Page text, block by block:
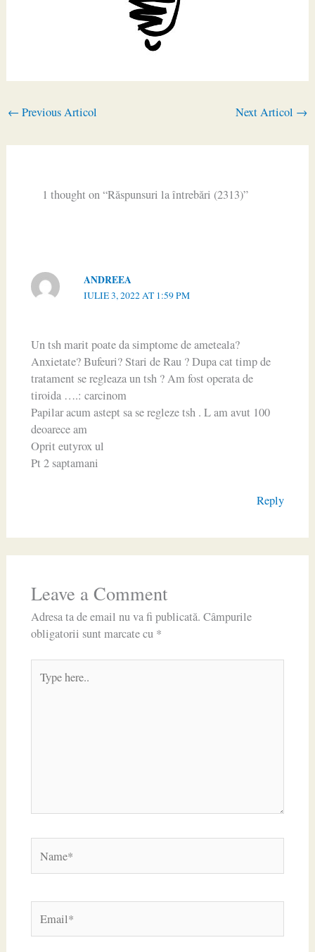
← Previous Articol Next Articol →
1 thought on “Răspunsuri la întrebări (2313)”
ANDREEA
IULIE 3, 2022 AT 1:59 PM
Un tsh marit poate da simptome de ameteala?
Anxietate? Bufeuri? Stari de Rau ? Dupa cat timp de
tratament se regleaza un tsh ? Am fost operata de
tiroida ….: carcinom
Papilar acum astept sa se regleze tsh . L am avut 100
deoarece am
Oprit eutyrox ul
Pt 2 saptamani
Reply
Leave a Comment
Adresa ta de email nu va fi publicată. Câmpurile
obligatorii sunt marcate cu *
here..